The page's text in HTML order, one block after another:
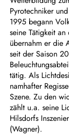
Pyrotechniker
1995 begann
seine Tätigkeit
übernahm er die
seit der Saison
tätig. Als
namhafter
Szene. Zu den
zählt u.a. seine
Hilsdorfs
(Wagner).